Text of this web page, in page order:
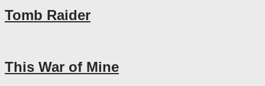
Tomb Raider
This War of Mine